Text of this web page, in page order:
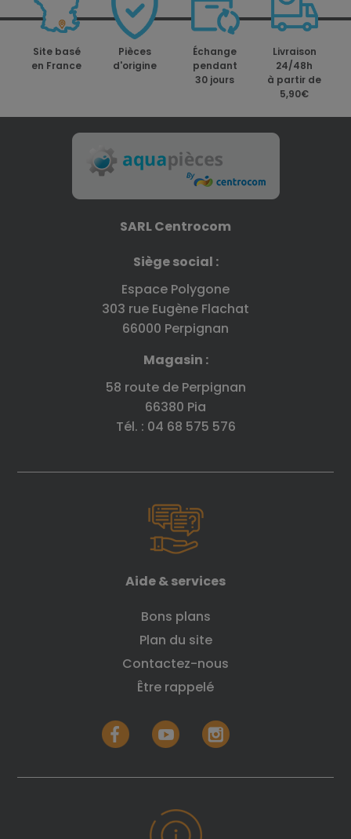
Site basé
en France
Pièces
d'origine
Échange
pendant
30 jours
Livraison
24/48h
à partir de
5,90€
SARL Centrocom
Siège social :
Espace Polygone
303 rue Eugène Flachat
66000 Perpignan
Magasin :
58 route de Perpignan
66380 Pia
Tél. : 04 68 575 576
Aide & services
Bons plans
Plan du site
Contactez-nous
Être rappelé